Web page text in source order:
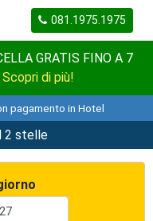
081.1975.1975
GRATIS FINO A 7
Scopri di più!
pagamento in Hotel
2 stelle